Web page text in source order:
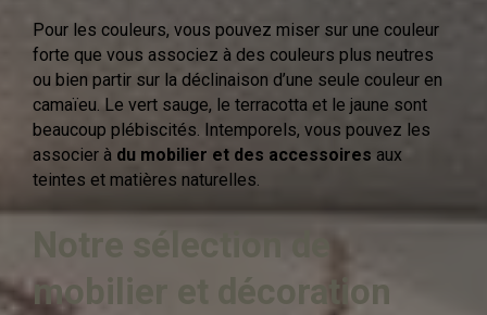
Pour les couleurs, vous pouvez miser sur une couleur
forte que vous associez à des couleurs plus neutres
ou bien partir sur la déclinaison d’une seule couleur en
camaïeu. Le vert sauge, le terracotta et le jaune sont
beaucoup plébiscités. Intemporels, vous pouvez les
associer à du mobilier et des accessoires aux
teintes et matières naturelles.
Notre sélection de
mobilier et décoration